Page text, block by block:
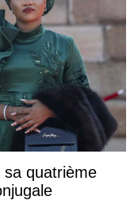
sa quatrième